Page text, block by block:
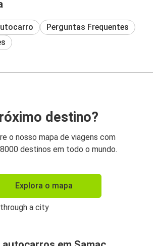
Perguntas Frequentes
destino?
o nosso mapa de viagens com
destinos em todo o mundo.
Explora o mapa